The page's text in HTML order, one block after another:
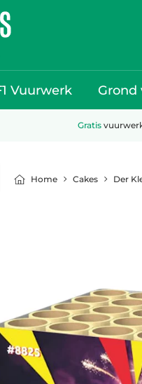
Vuurwerk Grond
Gratis
Home Cakes Der